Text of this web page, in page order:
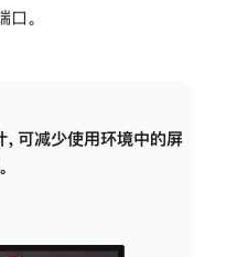
。
可减少使用环境中的屏